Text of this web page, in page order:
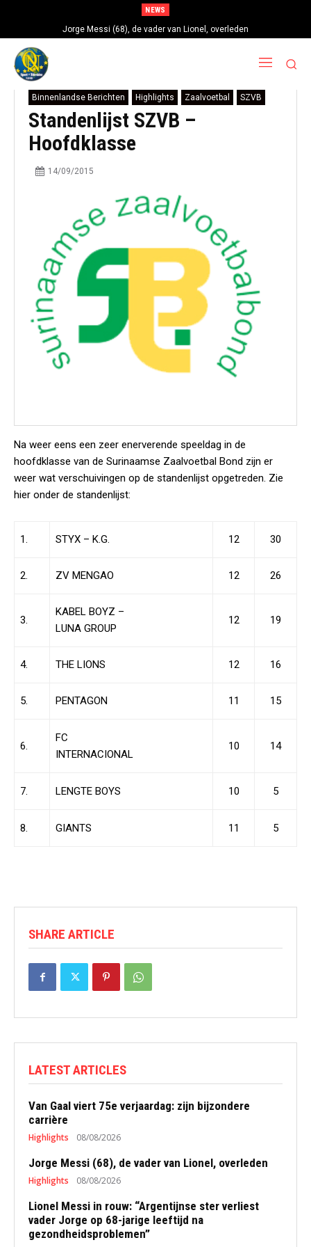
NEWS
Jorge Messi (68), de vader van Lionel, overleden
Binnenlandse Berichten Highlights Zaalvoetbal SZVB
Standenlijst SZVB –
Hoofdklasse
14/09/2015
Na weer eens een zeer enerverende speeldag in de
hoofdklasse van de Surinaamse Zaalvoetbal Bond zijn er
weer wat verschuivingen op de standenlijst opgetreden. Zie
hier onder de standenlijst:
1. STYX – K.G. 12 30
2. ZV MENGAO 12 26
3.
KABEL BOYZ –
LUNA GROUP
12 19
4. THE LIONS 12 16
5. PENTAGON 11 15
6.
FC
INTERNACIONAL
10 14
7. LENGTE BOYS 10 5
8. GIANTS 11 5
SHARE ARTICLE
LATEST ARTICLES
Van Gaal viert 75e verjaardag: zijn bijzondere
carrière
Highlights 08/08/2026
Jorge Messi (68), de vader van Lionel, overleden
Highlights 08/08/2026
Lionel Messi in rouw: “Argentijnse ster verliest
vader Jorge op 68-jarige leeftijd na
gezondheidsproblemen”